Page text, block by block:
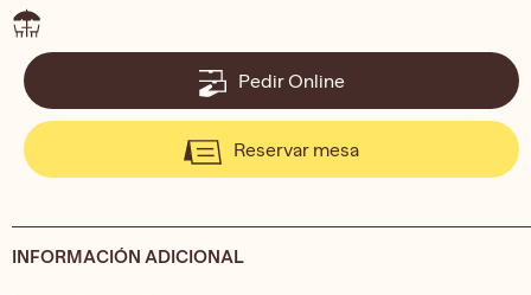
Pedir Online
Reservar mesa
INFORMACIÓN ADICIONAL